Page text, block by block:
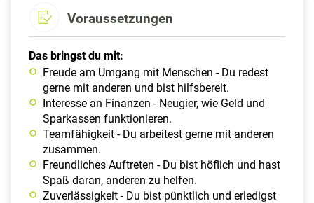
Voraussetzungen
Das bringst du mit:
Freude am Umgang mit Menschen - Du redest
gerne mit anderen und bist hilfsbereit.
Interesse an Finanzen - Neugier, wie Geld und
Sparkassen funktionieren.
Teamfähigkeit - Du arbeitest gerne mit anderen
zusammen.
Freundliches Auftreten - Du bist höflich und hast
Spaß daran, anderen zu helfen.
Zuverlässigkeit - Du bist pünktlich und erledigst